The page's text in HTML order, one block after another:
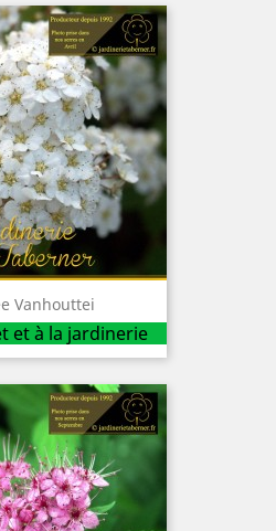
Vanhouttei
et à la jardinerie